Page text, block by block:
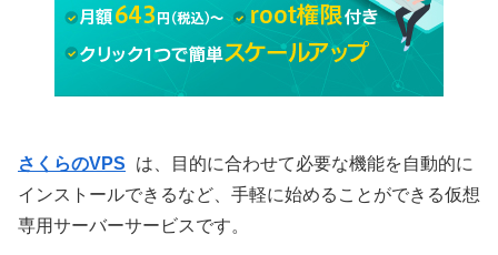
さくらのVPS は、
目的に合わせて必要な機能を自動的に
インストールできるなど、手軽に始めることができる仮想
専用サーバーサービスです。